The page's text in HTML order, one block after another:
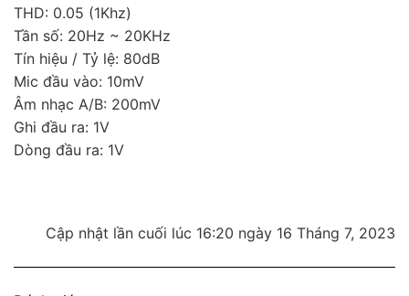
THD: 0.05 (1Khz)
Tần số: 20Hz ~ 20KHz
Tín hiệu / Tỷ lệ: 80dB
Mic đầu vào: 10mV
Âm nhạc A/B: 200mV
Ghi đầu ra: 1V
Dòng đầu ra: 1V
Cập nhật lần cuối lúc 16:20 ngày 16 Tháng 7, 2023